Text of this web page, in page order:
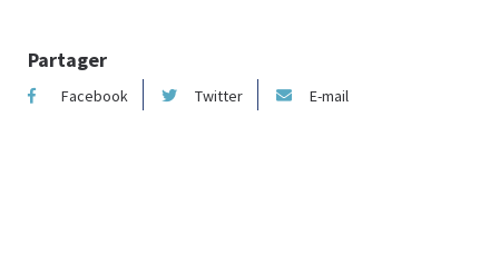
Partager
Facebook Twitter E-mail